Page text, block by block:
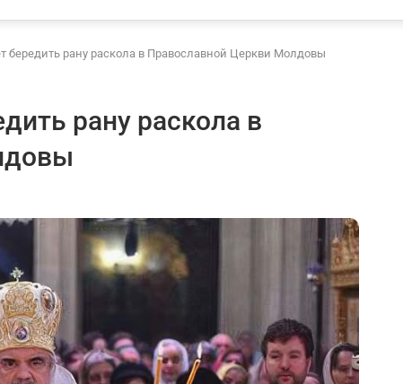
бередить рану раскола в Православной Церкви Молдовы
рану раскола в